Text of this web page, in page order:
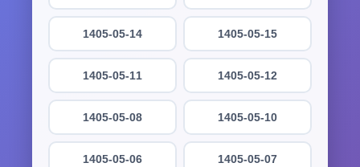
1405-05-15
1405-05-14
1405-05-12
1405-05-11
1405-05-10
1405-05-08
1405-05-07
1405-05-06